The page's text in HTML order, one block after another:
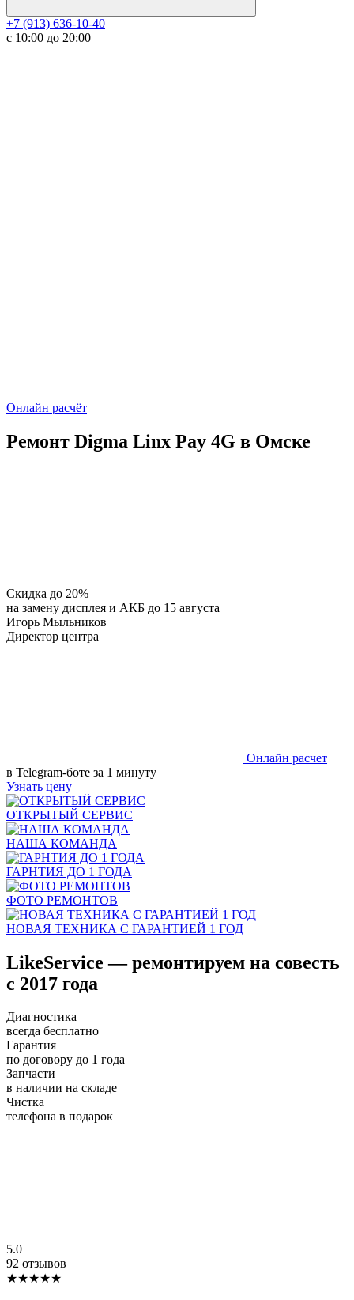
+7 (913) 636-10-40
с 10:00 до 20:00
Онлайн расчёт
Ремонт Digma Linx Pay 4G в Омске
Скидка до 20%
на замену дисплея и АКБ до 15 августа
Игорь Мыльников
Директор центра
Онлайн расчет
в Telegram-боте за 1 минуту
Узнать цену
ОТКРЫТЫЙ СЕРВИС
НАША КОМАНДА
ГАРНТИЯ ДО 1 ГОДА
ФОТО РЕМОНТОВ
НОВАЯ ТЕХНИКА С ГАРАНТИЕЙ 1 ГОД
LikeService — ремонтируем на совесть
с 2017 года
Диагностика
всегда бесплатно
Гарантия
по договору до 1 года
Запчасти
в наличии на складе
Чистка
телефона в подарок
5.0
92 отзывов
★★★★★